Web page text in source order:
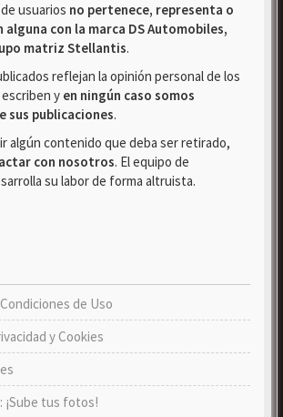
usuarios no pertenece, representa o
con la marca DS Automobiles,
matriz Stellantis.
reflejan la opinión personal de los
y en ningún caso somos
sus publicaciones.
algún contenido que deba ser retirado,
con nosotros. El equipo de
su labor de forma altruista.
de Uso
y Cookies
¡Sube tus fotos!